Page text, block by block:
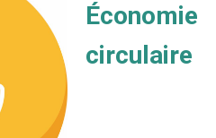
Économie
circulaire